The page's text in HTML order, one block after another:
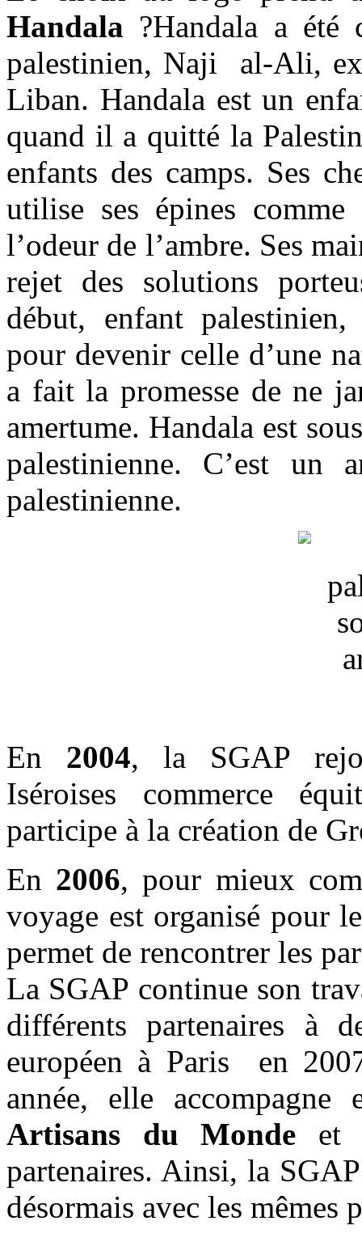
Handala ?Handala a été
palestinien, Naji al-Ali,
Liban. Handala est un
quand il a quitté la
enfants des camps. Ses
utilise ses épines
l’odeur de l’ambre. Ses
rejet des solutions
début, enfant palestinien,
pour devenir celle d’une
a fait la promesse de ne
amertume. Handala est
palestinienne. C’est
palestinienne.
En 2004, la SGAP
Iséroises commerce
participe à la création de
En 2006, pour mieux
voyage est organisé pour
permet de rencontrer les
La SGAP continue son
différents partenaires à
européen à Paris en
année, elle accompagne
Artisans du Monde et
partenaires. Ainsi, la
désormais avec les mêmes